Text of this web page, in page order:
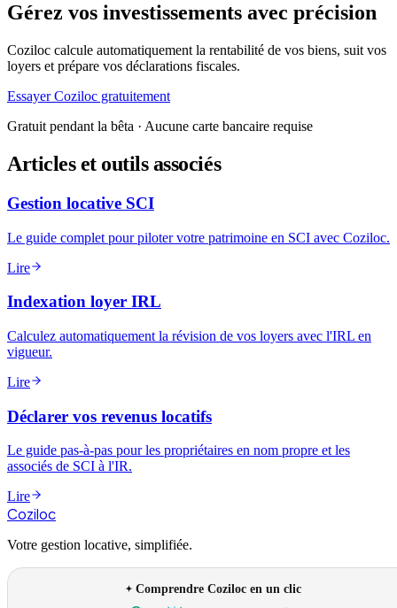
Gérez vos investissements avec précision
Coziloc calcule automatiquement la rentabilité de vos biens, suit vos
loyers et prépare vos déclarations fiscales.
Essayer Coziloc gratuitement
Gratuit pendant la bêta · Aucune carte bancaire requise
Articles et outils associés
Gestion locative SCI
Le guide complet pour piloter votre patrimoine en SCI avec Coziloc.
Lire
Indexation loyer IRL
Calculez automatiquement la révision de vos loyers avec l'IRL en
vigueur.
Lire
Déclarer vos revenus locatifs
Le guide pas-à-pas pour les propriétaires en nom propre et les
associés de SCI à l'IR.
Lire
Coziloc
Votre gestion locative, simplifiée.
Comprendre Coziloc en un clic